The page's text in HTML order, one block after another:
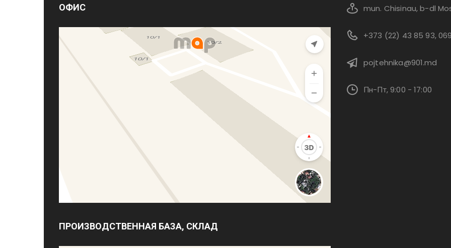
ОФИС
ПРОИЗВОДСТВЕННАЯ БАЗА, СКЛАД
mun. Chisinau, b-dl
+373 (22) 43 85 93,
pojtehnika@901.md
Пн-Пт, 9:00 - 17:00